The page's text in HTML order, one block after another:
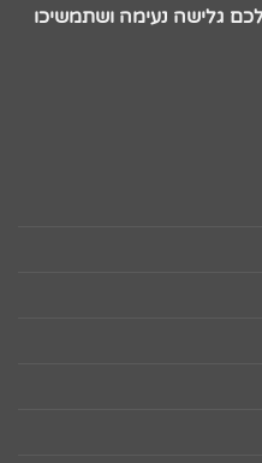
גלישה נעימה ושתמשיכו